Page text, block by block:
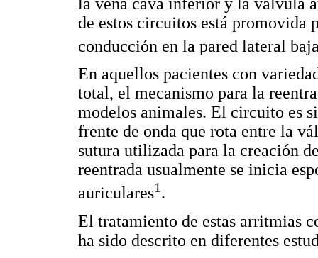
de estos circuitos está promovida
conducción en la pared lateral
En aquellos pacientes con
total, el mecanismo para la
modelos animales. El circuito es
frente de onda que rota entre la
sutura utilizada para la creación
reentrada usualmente se inicia
auriculares1.
El tratamiento de estas arritmias
ha sido descrito en diferentes